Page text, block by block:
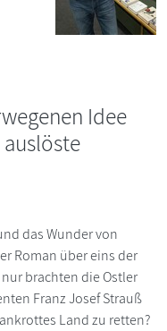
Idee
das Wunder von
Roman über eins der
brachten die Ostler
Franz Josef Strauß
Land zu retten?